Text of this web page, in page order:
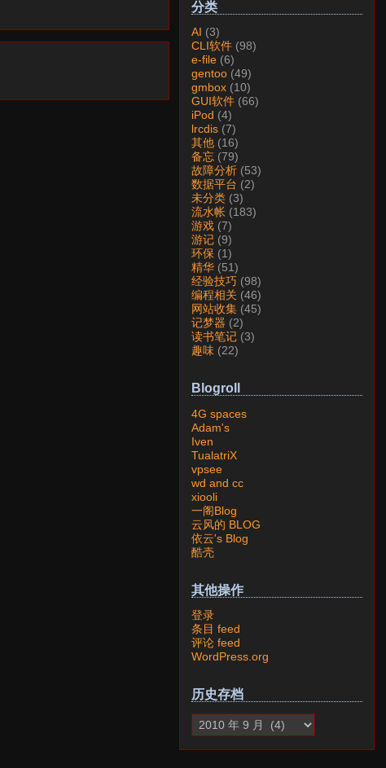
分类
AI (3)
CLI软件 (98)
e-file (6)
gentoo (49)
gmbox (10)
GUI软件 (66)
iPod (4)
lrcdis (7)
其他 (16)
备忘 (79)
故障分析 (53)
数据平台 (2)
未分类 (3)
流水帐 (183)
游戏 (7)
游记 (9)
环保 (1)
精华 (51)
经验技巧 (98)
编程相关 (46)
网站收集 (45)
记梦器 (2)
读书笔记 (3)
趣味 (22)
Blogroll
4G spaces
Adam's
Iven
TualatriX
vpsee
wd and cc
xiooli
一阁Blog
云风的 BLOG
依云's Blog
酷壳
其他操作
登录
条目 feed
评论 feed
WordPress.org
历史存档